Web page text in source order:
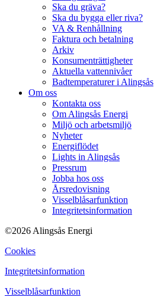
Ska du gräva?
Ska du bygga eller riva?
VA & Renhållning
Faktura och betalning
Arkiv
Konsumenträttigheter
Aktuella vattennivåer
Badtemperaturer i Alingsås
Om oss
Kontakta oss
Om Alingsås Energi
Miljö och arbetsmiljö
Nyheter
Energiflödet
Lights in Alingsås
Pressrum
Jobba hos oss
Årsredovisning
Visselblåsarfunktion
Integritetsinformation
©2026 Alingsås Energi
Cookies
Integritetsinformation
Visselblåsarfunktion